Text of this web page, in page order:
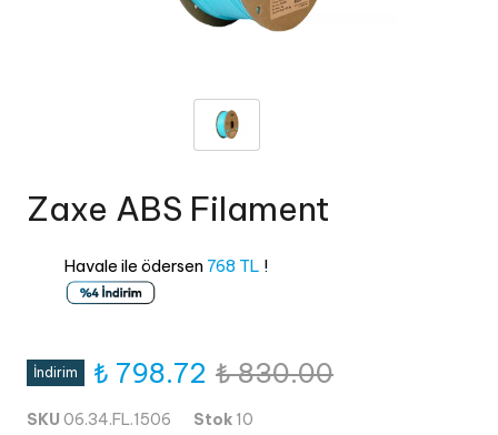
Zaxe ABS Filament
Havale ile ödersen 768 TL !
İndirim ₺ 798.72 ₺ 830.00
SKU 06.34.FL.1506 Stok 10